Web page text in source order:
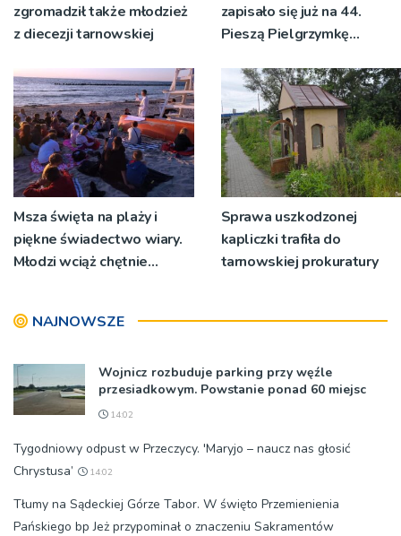
zgromadził także młodzież
z diecezji tarnowskiej
zapisało się już na 44.
Pieszą Pielgrzymkę
Msza święta na plaży i
piękne świadectwo wiary.
Młodzi wciąż chętnie
Sprawa uszkodzonej
kapliczki trafiła do
tarnowskiej prokuratury
NAJNOWSZE
Wojnicz rozbuduje parking przy węźle
przesiadkowym. Powstanie ponad 60 miejsc
14:02
Tygodniowy odpust w Przeczycy. 'Maryjo – naucz nas głosić
Chrystusa’
14:02
Tłumy na Sądeckiej Górze Tabor. W święto Przemienienia
Pańskiego bp Jeż przypominał o znaczeniu Sakramentów